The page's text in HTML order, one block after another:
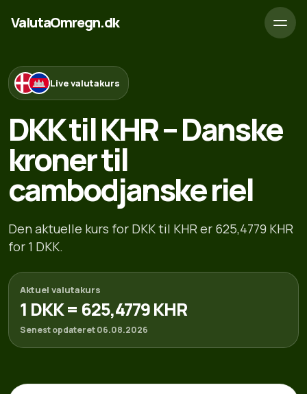
ValutaOmregn.dk
Live valutakurs
DKK til KHR – Danske
kroner til
cambodjanske riel
Den aktuelle kurs for DKK til KHR er 625,4779 KHR
for 1 DKK.
Aktuel valutakurs
1 DKK = 625,4779 KHR
Senest opdateret 06.08.2026